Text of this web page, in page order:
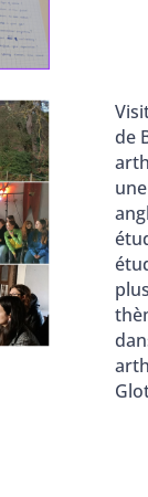
de